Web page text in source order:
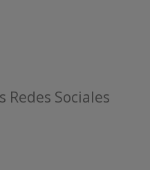
Redes Sociales